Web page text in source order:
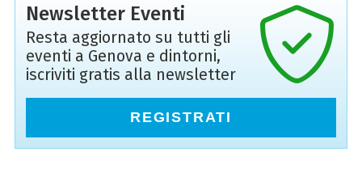
Newsletter Eventi
Resta aggiornato su tutti gli
eventi a Genova e dintorni,
iscriviti gratis alla newsletter
REGISTRATI